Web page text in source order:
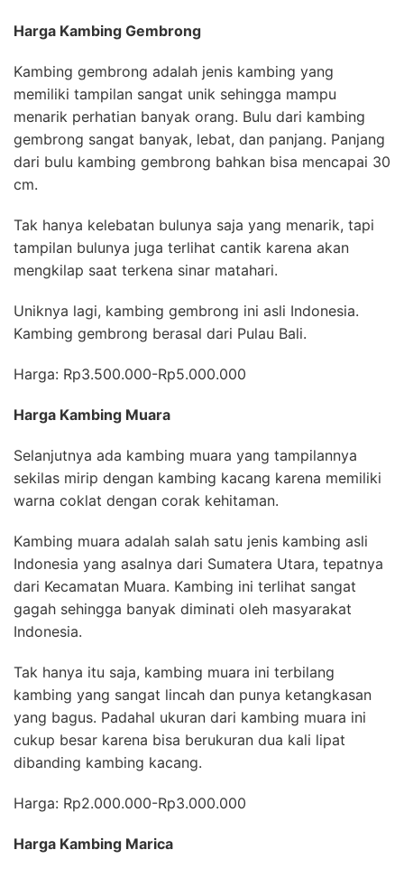
Harga Kambing Gembrong
Kambing gembrong adalah jenis kambing yang
memiliki tampilan sangat unik sehingga mampu
menarik perhatian banyak orang. Bulu dari kambing
gembrong sangat banyak, lebat, dan panjang. Panjang
dari bulu kambing gembrong bahkan bisa mencapai 30
cm.
Tak hanya kelebatan bulunya saja yang menarik, tapi
tampilan bulunya juga terlihat cantik karena akan
mengkilap saat terkena sinar matahari.
Uniknya lagi, kambing gembrong ini asli Indonesia.
Kambing gembrong berasal dari Pulau Bali.
Harga: Rp3.500.000-Rp5.000.000
Harga Kambing Muara
Selanjutnya ada kambing muara yang tampilannya
sekilas mirip dengan kambing kacang karena memiliki
warna coklat dengan corak kehitaman.
Kambing muara adalah salah satu jenis kambing asli
Indonesia yang asalnya dari Sumatera Utara, tepatnya
dari Kecamatan Muara. Kambing ini terlihat sangat
gagah sehingga banyak diminati oleh masyarakat
Indonesia.
Tak hanya itu saja, kambing muara ini terbilang
kambing yang sangat lincah dan punya ketangkasan
yang bagus. Padahal ukuran dari kambing muara ini
cukup besar karena bisa berukuran dua kali lipat
dibanding kambing kacang.
Harga: Rp2.000.000-Rp3.000.000
Harga Kambing Marica